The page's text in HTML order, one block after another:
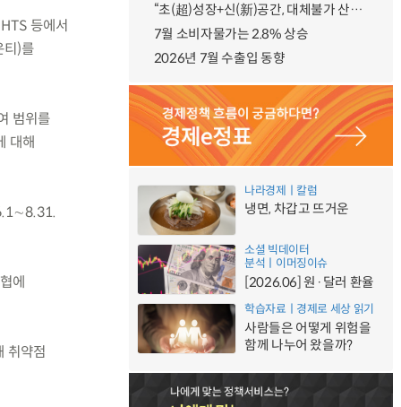
등에서
티)를
범위를
대해
에
취약점
“초(超)성장+신(新)공간, 대체불가 산업강국”
7월 소비자물가는 2.8% 상승
2026년 7월 수출입 동향
나라경제ㅣ칼럼
냉면, 차갑고 뜨거운
소셜 빅데이터
분석ㅣ이머징이슈
[2026.06] 원·달러 환율
학습자료ㅣ경제로 세상 읽기
사람들은 어떻게 위험을
함께 나누어 왔을까?